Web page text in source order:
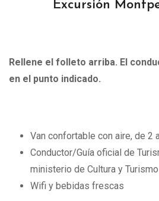
Excursión
Rellene el folleto arriba. El
en el punto indicado.
Van confortable con aire, de 2
Conductor/Guía oficial de
ministerio de Cultura y Turismo
Wifi y bebidas frescas